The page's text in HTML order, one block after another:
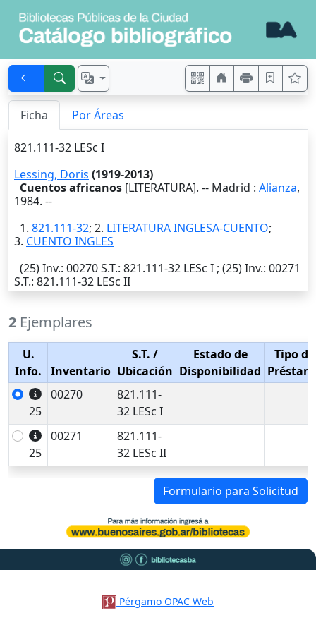
Ficha Por Áreas
821.111-32 LESc I
Lessing, Doris (1919-2013)
Cuentos africanos [LITERATURA]. -- Madrid : Alianza,
1984. --
1. 821.111-32; 2. LITERATURA INGLESA-CUENTO;
3. CUENTO INGLES
(25)Inv.: 00270S.T.: 821.111-32 LESc I ; (25)Inv.: 00271
S.T.: 821.111-32 LESc II
2 Ejemplares
U.
Info.
Inventario
S.T. /
Ubicación
Estado de
Disponibilidad
Tipo de
25
00270
821.111-
32 LESc I
25
00271
821.111-
32 LESc II
Formulario para Solicitud
Pérgamo OPAC Web